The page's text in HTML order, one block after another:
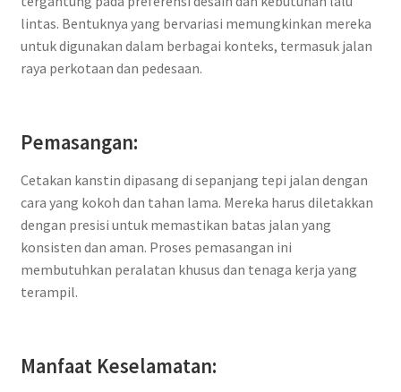
lintas. Bentuknya yang bervariasi memungkinkan mereka
untuk digunakan dalam berbagai konteks, termasuk jalan
raya perkotaan dan pedesaan.
Pemasangan:
Cetakan kanstin dipasang di sepanjang tepi jalan dengan
cara yang kokoh dan tahan lama. Mereka harus diletakkan
dengan presisi untuk memastikan batas jalan yang
konsisten dan aman. Proses pemasangan ini
membutuhkan peralatan khusus dan tenaga kerja yang
terampil.
Manfaat Keselamatan: